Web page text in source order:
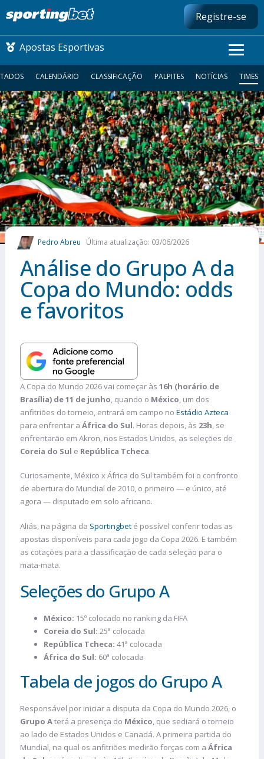
Registre-se
Apostas Esportivas
CONMEBOL LIBERTADORES
FUTEBOL NACIONAL
FUTEBOL INTERNACIONAL
COMO APOSTAR
MAIS ESPORTES
CALENDÁRIO CLASSIFICAÇÃO PALPITES NOTÍCIAS TIMES
Pedro Abreu Última atualização: 03/06/2026
Análise do Grupo A da
Copa do Mundo: odds
e favoritos
A Copa do Mundo 2026 vai começar às 16h (horário de
Brasília) de 11 de junho, quando o México, um dos
anfitriões do torneio, entrará em campo no Estádio Azteca
para enfrentar a África do Sul. Horas depois, às 23h, se
enfrentarão em Akron, nos Estados Unidos, as seleções de
Coreia do Sul e República Tcheca.
Curiosamente, México x África do Sul também foi o confronto
de abertura do Mundial de 2010, o primeiro — e único, até
agora — disputado em solo africano.
Aliás, na página da Sportingbet é possível conferir todas as
apostas disponíveis para cada jogo da Copa 2026. E também
as cotações para a classificação de cada seleção para o
mata-mata.
Seleções do Grupo A
México: 15º colocado no ranking da FIFA
Coreia do Sul: 25ª colocada
República Tcheca: 41ª colocada
África do Sul: 60ª colocada
Tabela de jogos do Grupo A
Responsável por iniciar a disputa da Copa do Mundo 2026, o
Grupo Aterá a presença do México, que sediará o torneio
ao lado de Estados Unidos e Canadá. A primeira partida do
Mundial, na qual os anfitriões medirão forças com a África